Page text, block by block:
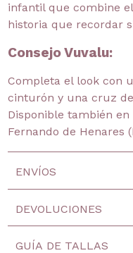
infantil que combine
historia que recordar
Consejo Vuvalu:
Completa el look con
cinturón y una cruz
Disponible también
Fernando de Henares
ENVÍOS
DEVOLUCIONES
GUÍA DE TALLAS